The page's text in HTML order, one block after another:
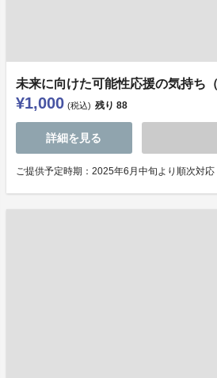
未来に向けた可能性応援の気持ち
¥1,000 (税込) 残り 88
詳細を見る
ご提供予定時期：2025年6月中旬より順次対応